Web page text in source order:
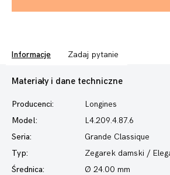
Informacje Zadaj pytanie
Materiały i dane techniczne
Producenci:
Longines
Model:
L4.209.4.87.6
Seria:
Grande Classique
Typ:
Zegarek damski /
Średnica:
Ø 24.00 mm